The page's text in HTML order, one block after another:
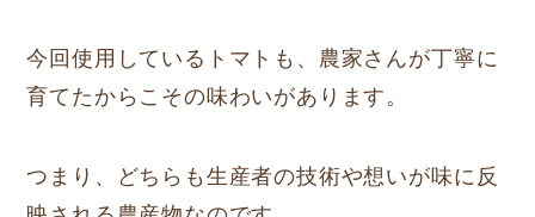
今回使用しているトマトも、農家さんが丁寧に
育てたからこその味わいがあります。
つまり、どちらも生産者の技術や想いが味に反